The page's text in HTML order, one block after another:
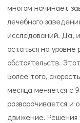
многом начинает
лечебного
исследований. Да,
остаться на уровне
обстоятельств.
Более того,
месяца меняется с
разворачивается и
движение. Решения